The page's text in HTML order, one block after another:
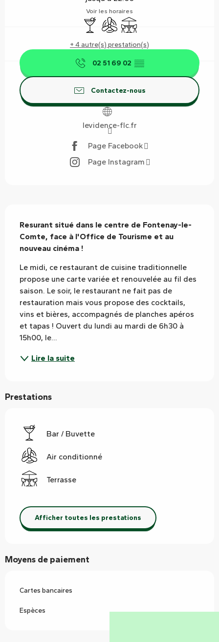
Voir les horaires
Bar / Buvette
Air conditionné
Terrasse
+ 4 autre(s) prestation(s)
02 51 69 02 ▒▒
Contactez-nous
levidence-flc.fr
Page Facebook
Page Instagram
Resurant situé dans le centre de Fontenay-le-
Comte, face à l'Office de Tourisme et au
nouveau cinéma !
Le midi, ce restaurant de cuisine traditionnelle
propose une carte variée et renouvelée au fil des
saison. Le soir, le restaurant ne fait pas de
restauration mais vous propose des cocktails,
vins et bières, accompagnés de planches apéros
et tapas ! Ouvert du lundi au mardi de 6h30 à
15h00, le...
Lire la suite
Prestations
Bar / Buvette
Air conditionné
Terrasse
Afficher toutes les prestations
Moyens de paiement
Cartes bancaires
Espèces